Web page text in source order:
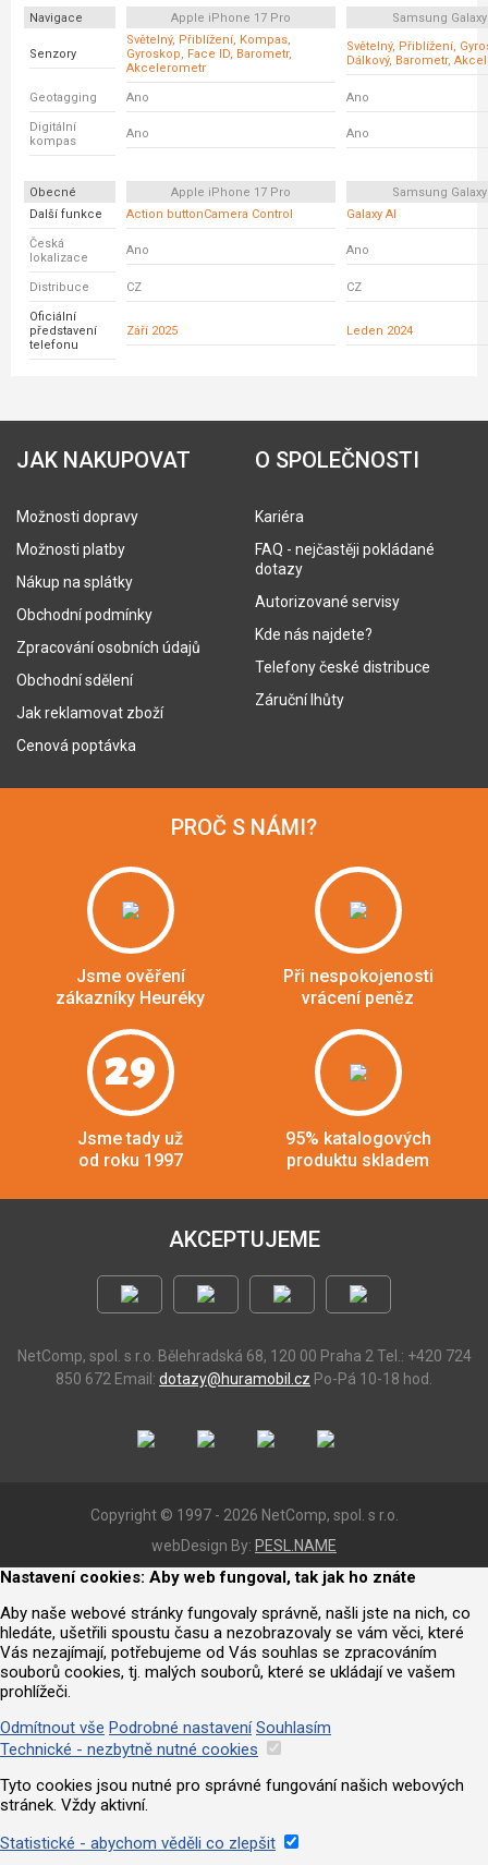
Navigace Apple iPhone 17 Pro Samsung Galaxy
Senzory
Světelný, Přiblížení, Kompas,
Gyroskop, Face ID, Barometr,
Akcelerometr
Světelný, Přiblížení,
Dálkový, Barometr,
Geotagging Ano Ano
Digitální
kompas
Ano Ano
Obecné Apple iPhone 17 Pro
Samsung Galaxy
Další funkce
Action buttonCamera Control Galaxy AI
Česká
lokalizace
Ano Ano
Distribuce CZ CZ
Oficiální
představení
telefonu
Září 2025 Leden 2024
JAK NAKUPOVAT
Možnosti dopravy
Možnosti platby
Nákup na splátky
Obchodní podmínky
Zpracování osobních údajů
Obchodní sdělení
Jak reklamovat zboží
Cenová poptávka
O SPOLEČNOSTI
Kariéra
FAQ - nejčastěji pokládané
dotazy
Autorizované servisy
Kde nás najdete?
Telefony české distribuce
Záruční lhůty
PROČ S NÁMI?
Jsme ověření
zákazníky Heuréky
Při nespokojenosti
vrácení peněz
29
Jsme tady už
od roku 1997
95% katalogových
produktu skladem
AKCEPTUJEME
NetComp, spol. s r.o. Bělehradská 68, 120 00 Praha 2 Tel.: +420 724
850 672 Email: dotazy@huramobil.cz Po-Pá 10-18 hod.
Copyright © 1997 - 2026 NetComp, spol. s r.o.
webDesign By: PESL.NAME
Nastavení cookies: Aby web fungoval, tak jak ho znáte
Aby naše webové stránky fungovaly správně, našli jste na nich, co
hledáte, ušetřili spoustu času a nezobrazovaly se vám věci, které
Vás nezajímají, potřebujeme od Vás souhlas se zpracováním
souborů cookies, tj. malých souborů, které se ukládají ve vašem
prohlížeči.
Odmítnout vše Podrobné nastavení Souhlasím
Technické - nezbytně nutné cookies
Tyto cookies jsou nutné pro správné fungování našich webových
stránek. Vždy aktivní.
Statistické - abychom věděli co zlepšit